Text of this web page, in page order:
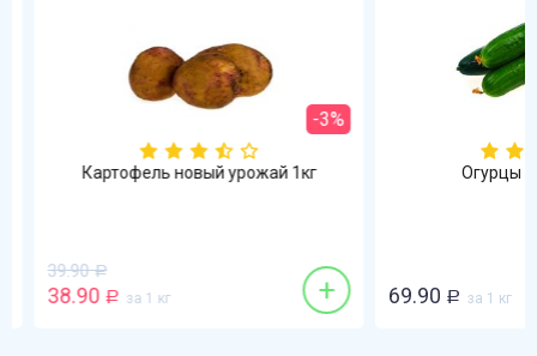
-3%
Картофель новый урожай 1кг
39.90 Р
38.90 за 1 кг +
Огурцы
69.90 Р за 1 кг